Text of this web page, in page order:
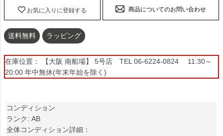
お気に入りに登録する 商品についてのお問い合わせ
送料無料 ラッピング
在庫位置： 【大阪 南船場】 5号店 TEL 06-6224-0824 11:30～
20:00 年中無休(年末年始を除く)
コンディション
ランク: AB
全体コンディション詳細：